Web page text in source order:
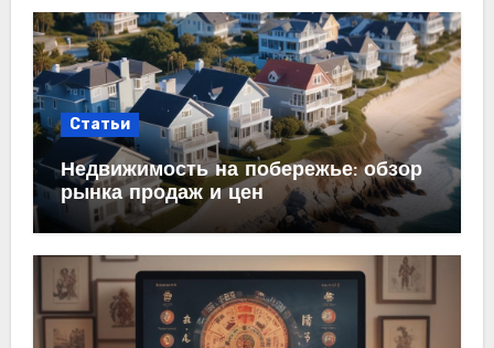
Статьи
Недвижимость на побережье: обзор
рынка продаж и цен